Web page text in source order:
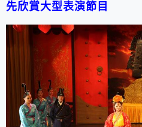
先欣賞大型表演節目